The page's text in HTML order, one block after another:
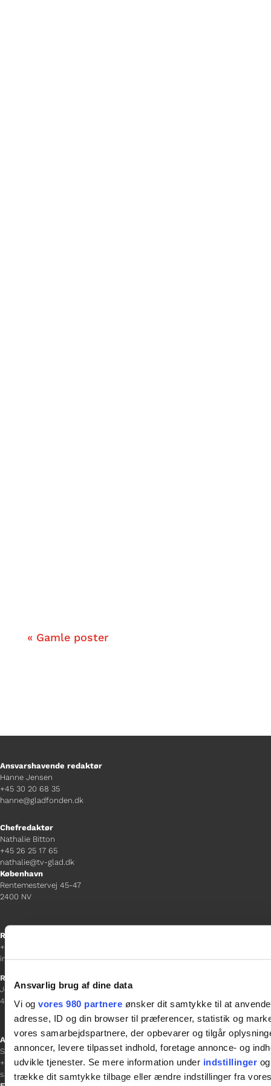
Ansvarlig brug af dine data
Vi og vores 980 partnere ønsker dit samtykke til at
adresse, ID og din browser til præferencer, statistik og
vores samarbejdspartnere, der opbevarer og tilgår
annoncer, levere tilpasset indhold, foretage annonce- og
udvikle tjenester. Se mere information under indstillinger
trække dit samtykke tilbage eller ændre indstillinger fra
« Gamle poster
Ansvarshavende redaktør
Hanne Jensen
+45 30 20 68 35
hanne@gladfonden.dk
Chefredaktør
Nathalie Bitton
+45 26 25 17 65
nathalie@tv-glad.dk
København
Rentemestervej 45-47
2400 NV
Receptionen
+45 38 12 01 00
information@gladfonden.dk
Ringsted
Jernbanevej 8
4100 Ringsted
Afdelingschef
Sacha Lohmann Weiss
+45 40 27 91 11
sacha.lw@gladfonden.dk